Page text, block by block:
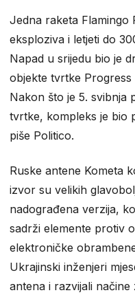
Jedna raketa Flamingo
eksploziva i letjeti do
Napad u srijedu bio je
objekte tvrtke Progress
Nakon što je 5. svibnja
tvrtke, kompleks je bio
piše Politico.
Ruske antene Kometa
izvor su velikih
nadograđena verzija,
sadrži elemente protiv
elektroničke
Ukrajinski inženjeri
antena i razvijali